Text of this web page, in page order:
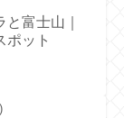
富士山｜
ポット